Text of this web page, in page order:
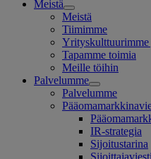
Meistä
Meistä
Tiimimme
Yrityskulttuurimme
Tapamme toimia
Meille töihin
Palvelumme
Palvelumme
IR-strategia
Sijoitustarina